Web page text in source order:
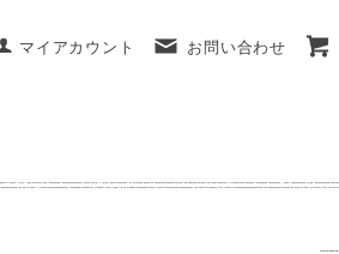
マイアカウント お問い合わせ